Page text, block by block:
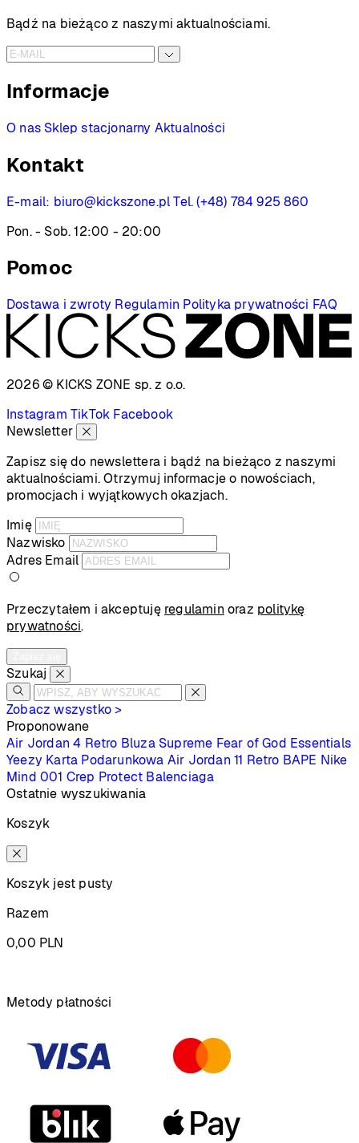
Bądź na bieżąco z naszymi aktualnościami.
Informacje
O nas Sklep stacjonarny Aktualności
Kontakt
E-mail: biuro@kickszone.pl Tel. (+48) 784 925 860
Pon. - Sob. 12:00 - 20:00
Pomoc
Dostawa i zwroty Regulamin Polityka prywatności FAQ
2026 © KICKS ZONE sp. z o.o.
Instagram TikTok Facebook
Newsletter
Zapisz się do newslettera i bądź na bieżąco z naszymi
aktualnościami. Otrzymuj informacje o nowościach,
promocjach i wyjątkowych okazjach.
Imię
Nazwisko
Adres Email
Przeczytałem i akceptuję regulamin oraz politykę
prywatności.
Szukaj
Zobacz wszystko >
Proponowane
Air Jordan 4 Retro Bluza Supreme Fear of God Essentials
Yeezy Karta Podarunkowa Air Jordan 11 Retro BAPE Nike
Mind 001 Crep Protect Balenciaga
Ostatnie wyszukiwania
Koszyk
Koszyk jest pusty
Razem
0,00 PLN
Metody płatności